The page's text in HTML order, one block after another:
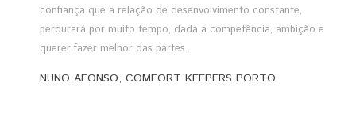
confiança que a relação de desenvolvimento constante,
perdurará por muito tempo, dada a competência, ambição e
querer fazer melhor das partes.
NUNO AFONSO, COMFORT KEEPERS PORTO